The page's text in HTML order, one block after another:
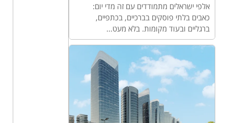
אלפי ישראלים מתמודדים עם זה מדי יום:
כאבים בלתי פוסקים בברכיים, בכתפיים,
ברגליים ובעוד מקומות. בלא מעט...